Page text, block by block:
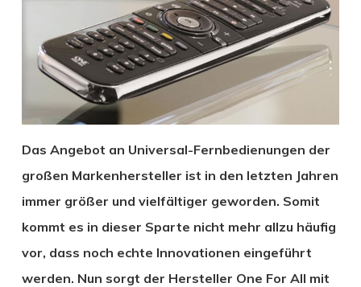
Das Angebot an Universal-Fernbedienungen der
großen Markenhersteller ist in den letzten Jahren
immer größer und vielfältiger geworden. Somit
kommt es in dieser Sparte nicht mehr allzu häufig
vor, dass noch echte Innovationen eingeführt
werden. Nun sorgt der Hersteller One For All mit